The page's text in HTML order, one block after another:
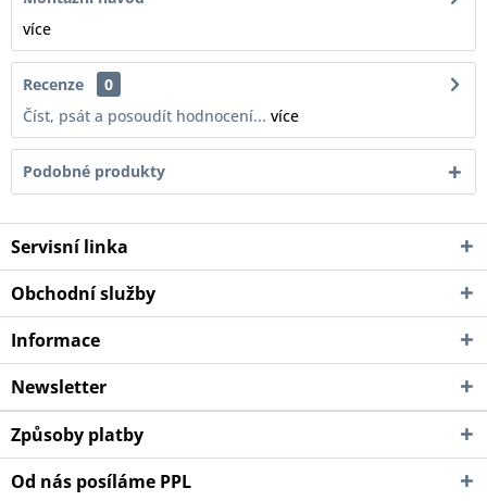
více
Recenze
0
Číst, psát a posoudít hodnocení... více
Podobné produkty
Servisní linka
Obchodní služby
Informace
Newsletter
Způsoby platby
Od nás posíláme PPL